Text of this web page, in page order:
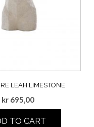
LEAH LIMESTONE
kr 695,00
TO CART